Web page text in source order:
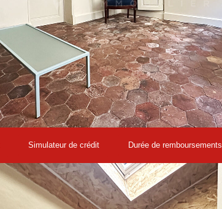
Simulateur de crédit Durée de remboursements